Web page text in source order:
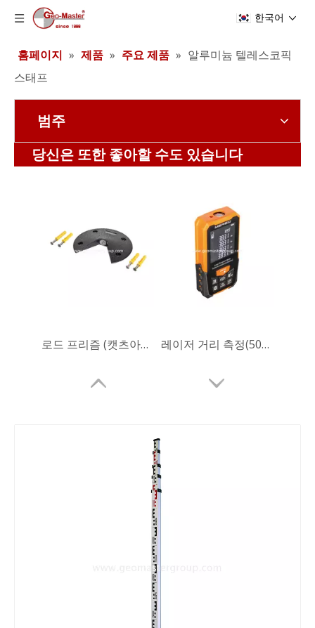
한국어
홈페이지 » 제품 » 주요 제품 » 알루미늄 텔레스코픽
스태프
범주
당신은 또한 좋아할 수도 있습니다
로드 프리즘 (캣츠아이 프리즘,12.7mm) 레이저 거리 측정(50m)